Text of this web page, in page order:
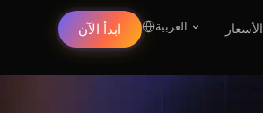
الأسعار العربية ابدأ الآن